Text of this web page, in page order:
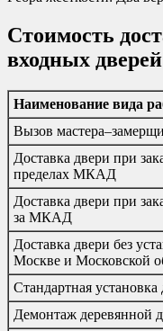
Стоимость
входных дверей
Наименование вида
Вызов
Доставка двери при
пределах МКАД
Доставка двери при
за МКАД
Доставка двери без
Москве и Московской
Стандартная установка
Демонтаж деревянной